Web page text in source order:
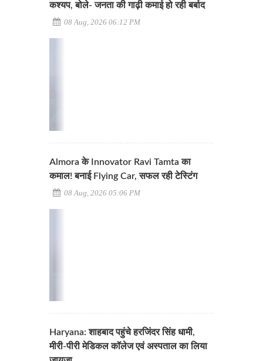
कश्यप, बोले- जनता की गाढ़ी कमाई हो रही बर्बाद
08 Aug, 2026 06:12 PM
Almora के Innovator Ravi Tamta का
कमाल! बनाई Flying Car, सफल रही टेस्टिंग
08 Aug, 2026 05:06 PM
Haryana: शाहबाद पहुंचे हरजिंदर सिंह धामी,
मीरी-पीरी मेडिकल कॉलेज एवं अस्पताल का लिया